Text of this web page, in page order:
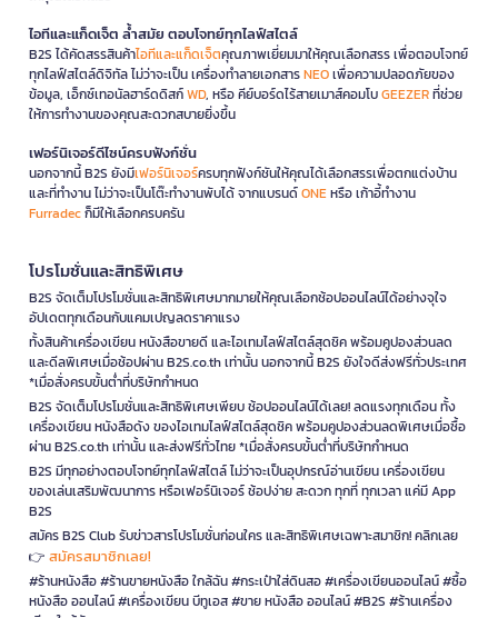
ไอทีและแก็ดเจ็ต ล้ำสมัย ตอบโจทย์ทุกไลฟ์สไตล์
B2S ได้คัดสรรสินค้าไอทีและแก็ดเจ็ตคุณภาพเยี่ยมมาให้คุณเลือกสรร เพื่อตอบโจทย์
ทุกไลฟ์สไตล์ดิจิทัล ไม่ว่าจะเป็น เครื่องทำลายเอกสารNEOเพื่อความปลอดภัยของ
ข้อมูล, เอ็กซ์เทอนัลฮาร์ดดิสก์WD, หรือ คีย์บอร์ดไร้สายเมาส์คอมโบGEEZERที่ช่วย
ให้การทำงานของคุณสะดวกสบายยิ่งขึ้น
เฟอร์นิเจอร์ดีไซน์ครบฟังก์ชั่น
นอกจากนี้ B2S ยังมีเฟอร์นิเจอร์ครบทุกฟังก์ชันให้คุณได้เลือกสรรเพื่อตกแต่งบ้าน
และที่ทำงาน ไม่ว่าจะเป็นโต๊ะทำงานพับได้ จากแบรนด์ONEหรือ เก้าอี้ทำงาน
Furradecก็มีให้เลือกครบครัน
โปรโมชั่นและสิทธิพิเศษ
B2S จัดเต็มโปรโมชั่นและสิทธิพิเศษมากมายให้คุณเลือกช้อปออนไลน์ได้อย่างจุใจ
อัปเดตทุกเดือนกับแคมเปญลดราคาแรง
ทั้งสินค้าเครื่องเขียน หนังสือขายดี และไอเทมไลฟ์สไตล์สุดชิค พร้อมคูปองส่วนลด
และดีลพิเศษเมื่อช้อปผ่าน B2S.co.th เท่านั้น นอกจากนี้ B2S ยังใจดีส่งฟรีทั่วประเทศ
*เมื่อสั่งครบขั้นต่ำที่บริษัทกำหนด
B2S จัดเต็มโปรโมชั่นและสิทธิพิเศษเพียบ ช้อปออนไลน์ได้เลย! ลดแรงทุกเดือน ทั้ง
เครื่องเขียน หนังสือดัง ของไอเทมไลฟ์สไตล์สุดชิค พร้อมคูปองส่วนลดพิเศษเมื่อซื้อ
ผ่าน B2S.co.th เท่านั้น และส่งฟรีทั่วไทย *เมื่อสั่งครบขั้นต่ำที่บริษัทกำหนด
B2S มีทุกอย่างตอบโจทย์ทุกไลฟ์สไตล์ ไม่ว่าจะเป็นอุปกรณ์อ่านเขียน เครื่องเขียน
ของเล่นเสริมพัฒนาการ หรือเฟอร์นิเจอร์ ช้อปง่าย สะดวก ทุกที่ ทุกเวลา แค่มี App
B2S
สมัคร B2S Club รับข่าวสารโปรโมชั่นก่อนใคร และสิทธิพิเศษเฉพาะสมาชิก! คลิกเลย
👉 สมัครสมาชิกเลย!
#ร้านหนังสือ #ร้านขายหนังสือ ใกล้ฉัน #กระเป๋าใส่ดินสอ #เครื่องเขียนออนไลน์ #ซื้อ
หนังสือ ออนไลน์ #เครื่องเขียน บีทูเอส #ขาย หนังสือ ออนไลน์ #B2S #ร้านเครื่อง